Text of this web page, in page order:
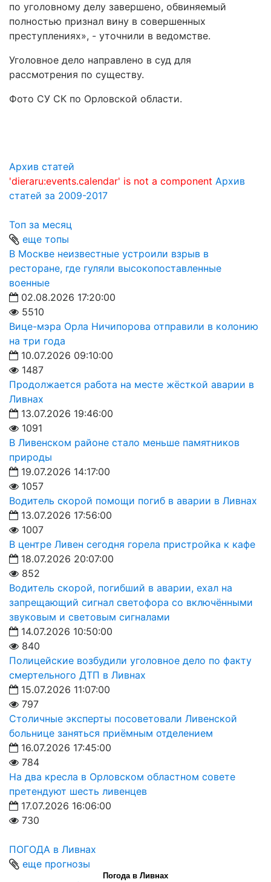
по уголовному делу завершено, обвиняемый
полностью признал вину в совершенных
преступлениях», - уточнили в ведомстве.
Уголовное дело направлено в суд для
рассмотрения по существу.
Фото СУ СК по Орловской области.
Архив статей
'dieraru:events.calendar' is not a component Архив
статей за 2009-2017
Топ за месяц
еще топы
В Москве неизвестные устроили взрыв в
ресторане, где гуляли высокопоставленные
военные
02.08.2026 17:20:00
5510
Вице-мэра Орла Ничипорова отправили в колонию
на три года
10.07.2026 09:10:00
1487
Продолжается работа на месте жёсткой аварии в
Ливнах
13.07.2026 19:46:00
1091
В Ливенском районе стало меньше памятников
природы
19.07.2026 14:17:00
1057
Водитель скорой помощи погиб в аварии в Ливнах
13.07.2026 17:56:00
1007
В центре Ливен сегодня горела пристройка к кафе
18.07.2026 20:07:00
852
Водитель скорой, погибший в аварии, ехал на
запрещающий сигнал светофора со включёнными
звуковым и световым сигналами
14.07.2026 10:50:00
840
Полицейские возбудили уголовное дело по факту
смертельного ДТП в Ливнах
15.07.2026 11:07:00
797
Столичные эксперты посоветовали Ливенской
больнице заняться приёмным отделением
16.07.2026 17:45:00
784
На два кресла в Орловском областном совете
претендуют шесть ливенцев
17.07.2026 16:06:00
730
ПОГОДА в Ливнах
еще прогнозы
Погода в Ливнах